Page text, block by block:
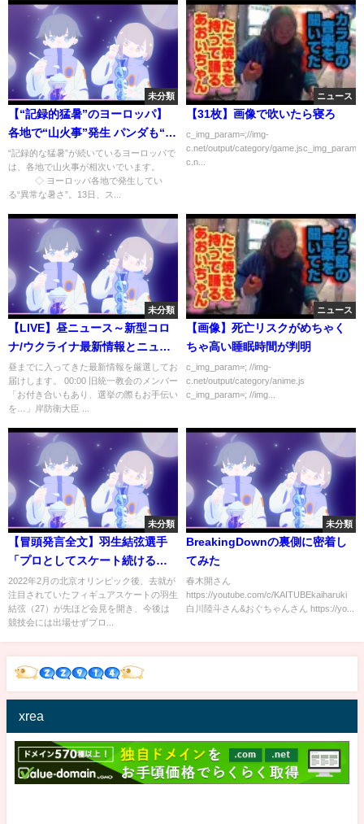
スII」6話
未分類
【“記録的猛暑”のヨーロッパ】
各地で“山火事”発生 パンダも“夏
バテ”に…
“記録的な猛暑”が続いているヨーロッパで
は、各地で山火事が相次いでいます。
◇ ヨーロッパ各地で発生してい
る“異常な暑さ”。13日、ス...
ニュース
【31枚】画像で吹いたら寝ろ
c_img_param=;//img-
c.net/output/category/
c.n...
未分類
【LIVE】昼ニュース～新型コロ
ナ/ウクライナ最新情報とニュー
スまとめ(2022年7月26日)ANN/
テレ朝
昼までに入ってきた最新情報を厳選してお
届けします。 00:00 旧統一教会のメンバー
「お付き合いもあり、選挙の際もお手伝い
を…」岸防衛大臣 ...
ニュース
【画像】死亡リスクがめちゃく
ちゃ高い睡眠時間が判明
c_img_param=; //img-
c.net/output/category/anime.js
c_img_param=; //img...
未分類
【冒頭発言全文】羽生結弦選手
「プロとしてスケート続ける決
意」プロ転向表明会見｜
TBS NEWS DIG
2022年2月の北京オリンピック後、去就が
注目されていたフィギュアスケートの羽生
結弦（27）が先ほど会見を開き、今後は
競技会には出場せずプロ...
未分類
BreakingDownの裏側に密着し
てみた
春木開さん
https://youtube.com/c/KAITUBEkaiharuki
白川陸斗さん&おぐちゃんさん https://yo...
xrea